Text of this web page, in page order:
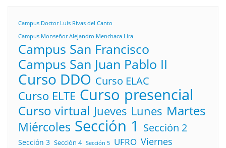
Campus Doctor Luis Rivas del Canto
Campus Monseñor Alejandro Menchaca Lira
Campus San Francisco
Campus San Juan Pablo II
Curso DDO Curso ELAC
Curso ELTE Curso presencial
Curso virtual Jueves Lunes Martes
Miércoles Sección 1 Sección 2
Sección 3 Sección 4 Sección 5 UFRO Viernes